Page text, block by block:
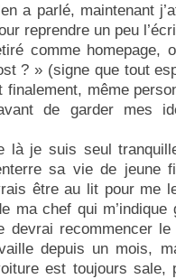
a parlé, maintenant
reprendre un peu
comme homepage,
? » (signe que tout
même
de garder mes
là je suis seul
sa vie de jeune
être au lit pour me
ma chef qui m’indique
devrai recommencer
depuis un mois,
est toujours sale,